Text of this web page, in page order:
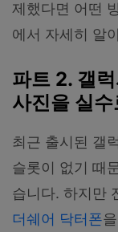
제했다면 어떤
에서 자세히 알
파트 2. 갤
사진을 실
최근 출시된 갤
슬롯이 없기 때
습니다. 하지만
더쉐어 닥터폰